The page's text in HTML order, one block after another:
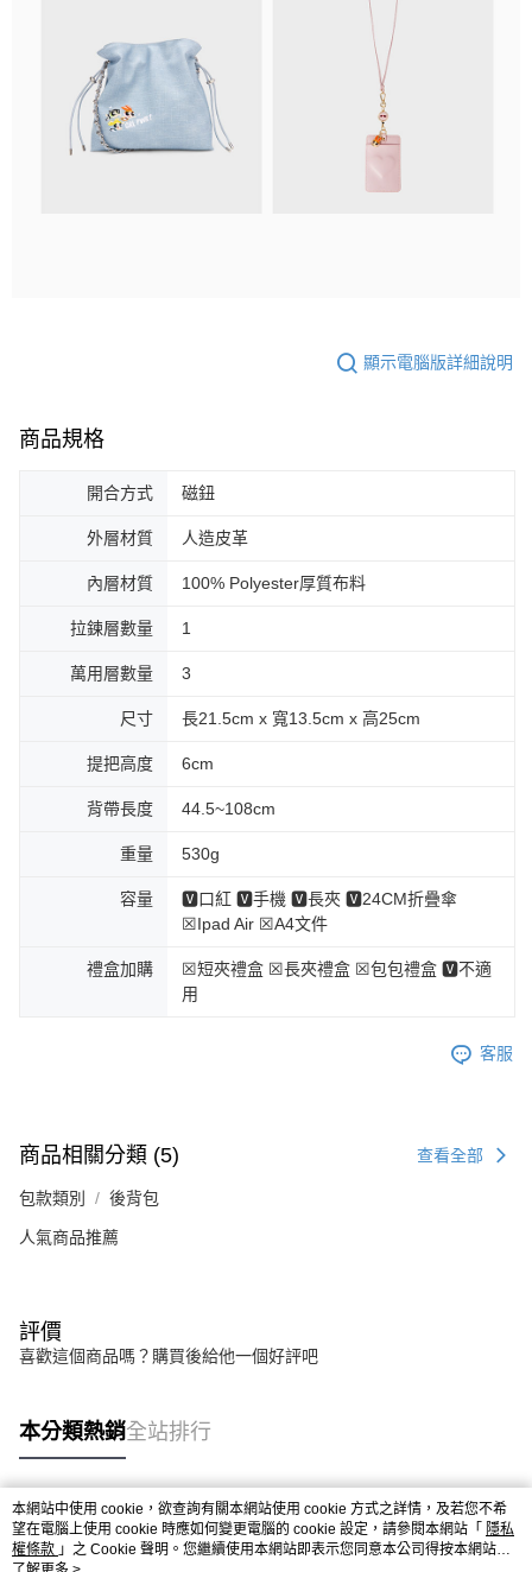
顯示電腦版詳細說明
商品規格
開合方式 磁鈕
外層材質 人造皮革
內層材質 100% Polyester厚質布料
拉鍊層數量 1
萬用層數量 3
尺寸 長21.5cm x 寬13.5cm x 高25cm
提把高度 6cm
背帶長度 44.5~108cm
重量 530g
容量
🆅口紅 🆅手機 🆅長夾 🆅24CM折疊傘
☒Ipad Air ☒A4文件
禮盒加購
☒短夾禮盒 ☒長夾禮盒 ☒包包禮盒 🆅不適
用
客服
商品相關分類 (5) 查看全部
包款類別 後背包
人氣商品推薦
評價
喜歡這個商品嗎？購買後給他一個好評吧
本分類熱銷全站排行
熱門標籤
本網站中使用 cookie，欲查詢有關本網站使用 cookie 方式之詳情，及若您不希
望在電腦上使用 cookie 時應如何變更電腦的 cookie 設定，請參閱本網站「 隱私
權條款 」之 Cookie 聲明。您繼續使用本網站即表示您同意本公司得按本網站使